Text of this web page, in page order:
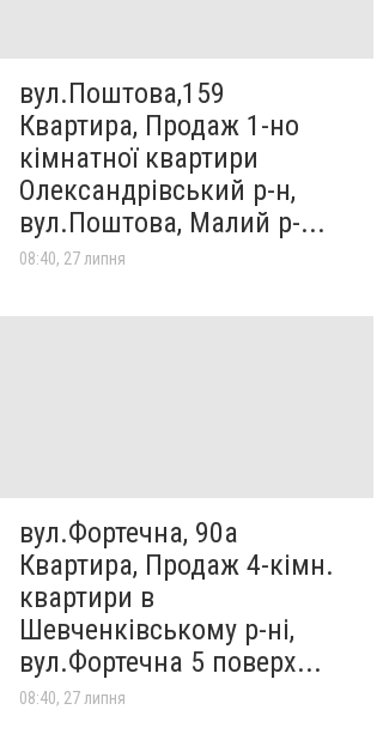
вул.Поштова,159
Квартира, Продаж 1-но
кімнатної квартири
Олександрівський р-н,
вул.Поштова, Малий р-...
08:40, 27 липня
вул.Фортечна, 90а
Квартира, Продаж 4-кімн.
квартири в
Шевченківському р-ні,
вул.Фортечна 5 поверх...
08:40, 27 липня